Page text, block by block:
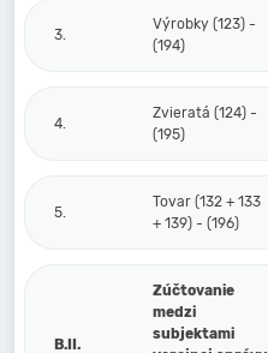
3.
Výrobky (123) -
(194)
4.
Zvieratá (124) -
(195)
5.
Tovar (132 + 133
+ 139) - (196)
B.II.
Zúčtovanie
medzi
subjektami